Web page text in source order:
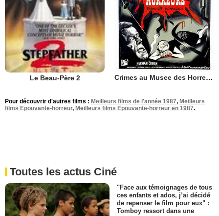
Le Beau-Père 2 Crimes au Musee des Horreurs
Pour découvrir d'autres films : Meilleurs films de l'année 1987, Meilleurs
films Epouvante-horreur, Meilleurs films Epouvante-horreur en 1987.
Toutes les actus Ciné
"Face aux témoignages de tous
ces enfants et ados, j’ai décidé
de repenser le film pour eux" :
Tomboy ressort dans une